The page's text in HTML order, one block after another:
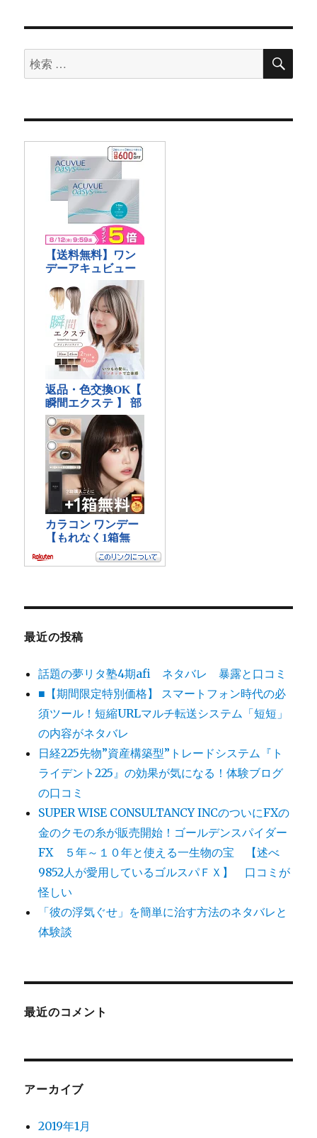
検
索
象:
検
最近の投稿
話題の夢リタ塾4期afi ネタバレ 暴露と口コミ
■【期間限定特別価格】 スマートフォン時代の必
須ツール！短縮URLマルチ転送システム「短短」
の内容がネタバレ
日経225先物”資産構築型”トレードシステム『ト
ライデント225』の効果が気になる！体験ブログ
の口コミ
SUPER WISE CONSULTANCY INCのついにFXの
金のクモの糸が販売開始！ゴールデンスパイダー
FX ５年～１０年と使える一生物の宝 【述べ
9852人が愛用しているゴルスパＦＸ】 口コミが
怪しい
「彼の浮気ぐせ」を簡単に治す方法のネタバレと
体験談
最近のコメント
アーカイブ
2019年1月